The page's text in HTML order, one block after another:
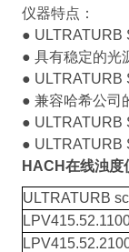
仪器特点：
● ULTRATURB
● 具有稳定的光
● ULTRATURB
● 兼容哈希公司
● ULTRATURB
● ULTRATURB
HACH在线浊度
ULTRATURB